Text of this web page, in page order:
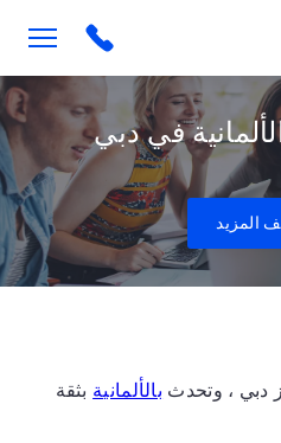
في دبي
المزيد
دبي ، وتحدث بالألمانية بثقة